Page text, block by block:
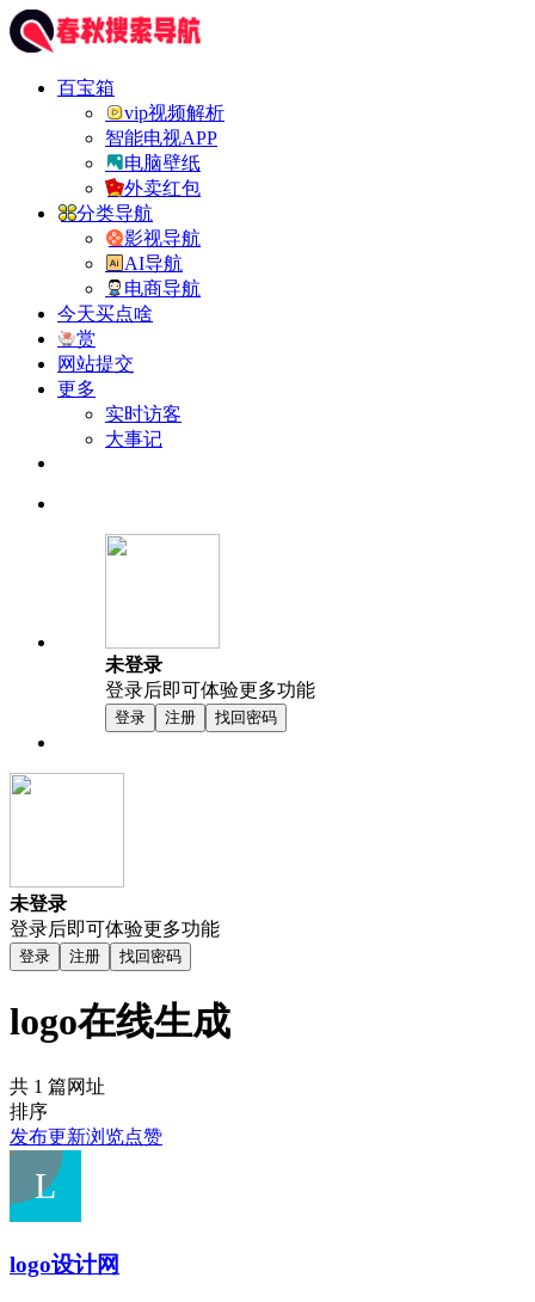
百宝箱
vip视频解析
智能电视APP
电脑壁纸
外卖红包
分类导航
影视导航
AI导航
电商导航
今天买点啥
赏
网站提交
更多
实时访客
大事记
未登录
登录后即可体验更多功能
登录 注册 找回密码
未登录
登录后即可体验更多功能
登录 注册 找回密码
logo在线生成
共 1 篇网址
排序
发布更新浏览点赞
logo设计网